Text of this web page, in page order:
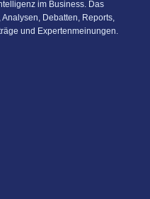
im Business. Das
Debatten, Reports,
und Expertenmeinungen.